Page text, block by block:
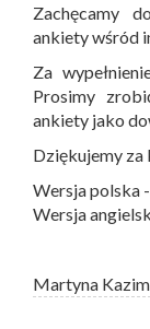
Zachęcamy
ankiety wśród
Za
Prosimy
ankiety jako
Dziękujemy za
Wersja polska -
Wersja
Martyna